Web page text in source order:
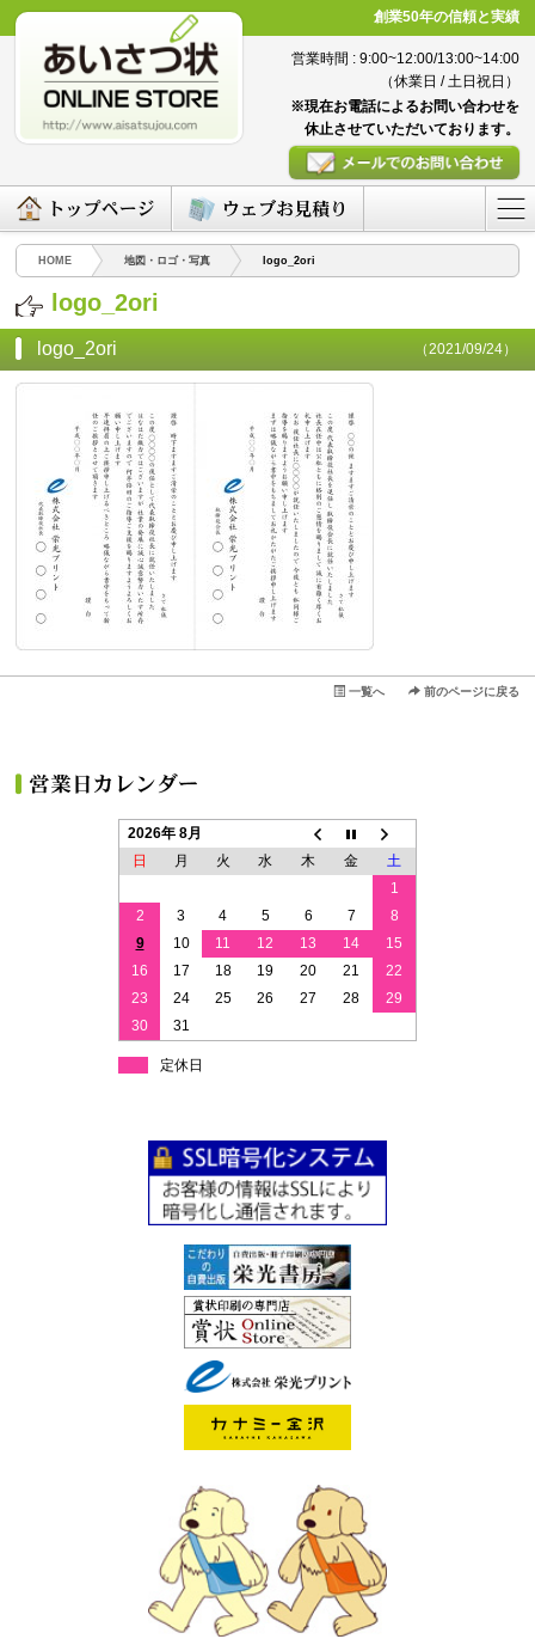
創業50年の信頼と実績
営業時間 : 9:00~12:00/13:00~14:00
（休業日 / 土日祝日）
※現在お電話によるお問い合わせを
休止させていただいております。
HOME 地図・ロゴ・写真 logo_2ori
logo_2ori
logo_2ori （2021/09/24）
一覧へ 前のページに戻る
2026年 8月
日
月 火 水 木 金
土
1
2
3 4 5 6 7
8
9
10 11 12 13 14
15
16
17 18 19 20 21
22
23
24 25 26 27 28
29
30
31
定休日